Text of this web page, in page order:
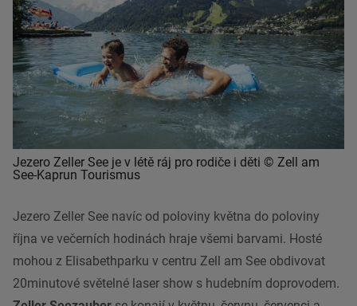
Jezero Zeller See je v létě ráj pro rodiče i děti © Zell am
See-Kaprun Tourismus
Jezero Zeller See navíc od poloviny května do poloviny
října ve večerních hodinách hraje všemi barvami. Hosté
mohou z Elisabethparku v centru Zell am See obdivovat
20minutové světelné laser show s hudebním doprovodem.